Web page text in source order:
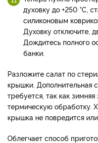
духовку до +250 °C,
силиконовым
Духовку отключите,
Дождитесь полного
банки.
Разложите салат по
крышки. Дополнительная
требуется, так как
термическую обработку.
крышка не повредится
Облегчает способ